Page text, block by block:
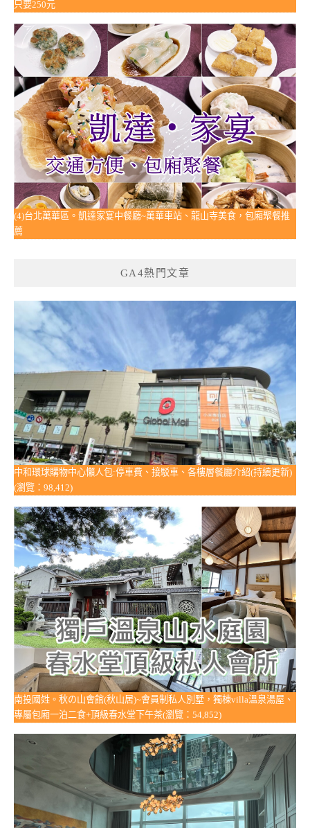
只要250元
(4)台北萬華區。凱達家宴中餐廳~萬華車站、龍山寺美食，包廂聚餐推
薦
GA4熱門文章
中和環球購物中心懶人包:停車費、接駁車、各樓層餐廳介紹(持續更新)
(瀏覽：98,412)
南投國姓。秋の山會館(秋山居)~會員制私人別墅，獨棟villa溫泉湯屋、
專屬包廂一泊二食+頂級春水堂下午茶(瀏覽：54,852)